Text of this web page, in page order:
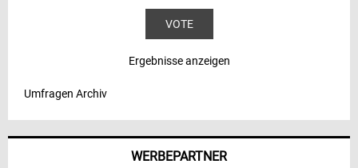
Ergebnisse anzeigen
Umfragen Archiv
WERBEPARTNER